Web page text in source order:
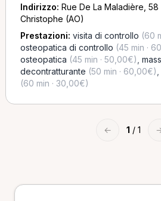
Indirizzo: Rue De La Maladière, 58
Christophe (AO)
Prestazioni: visita di controllo (60
osteopatica di controllo (45 min ·
osteopatica (45 min · 50,00€)
decontratturante (50 min · 60,00€)
(60 min · 30,00€)
← 1 / 1